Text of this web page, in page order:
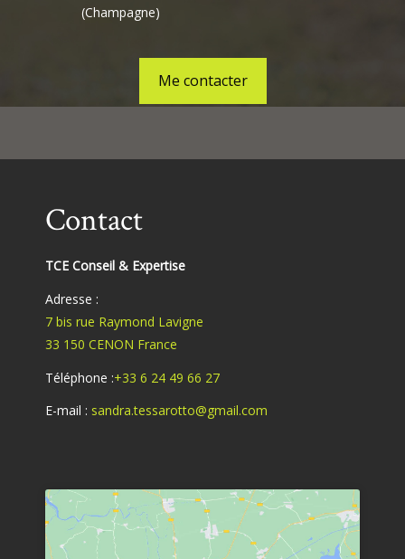
(Champagne)
Me contacter
Contact
TCE Conseil & Expertise
Adresse :
7 bis rue Raymond Lavigne
33 150 CENON France
Téléphone :+33 6 24 49 66 27
E-mail : sandra.tessarotto@gmail.com